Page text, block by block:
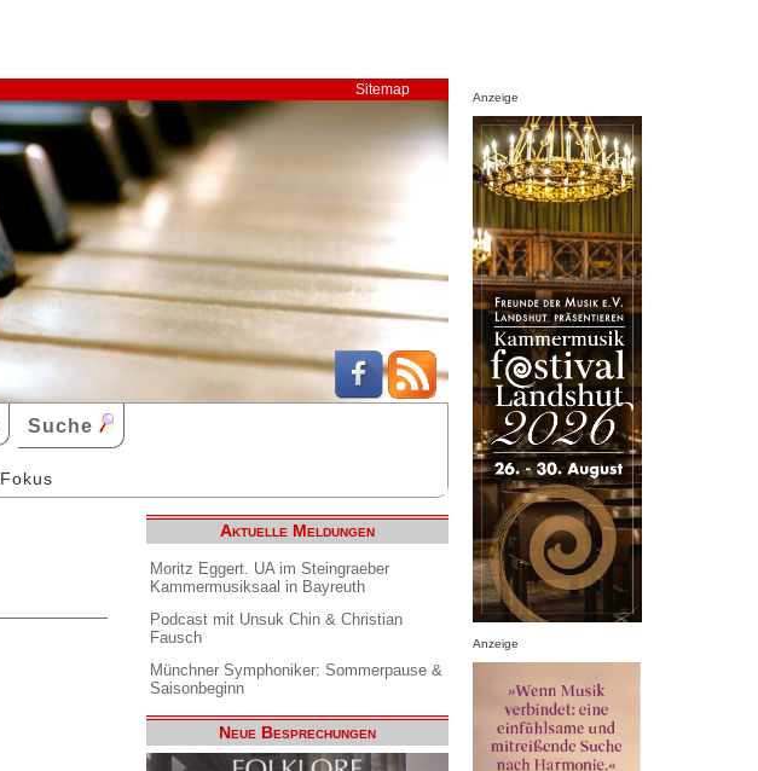
Sitemap
Suche
Aktuelle Meldungen
Moritz Eggert. UA im Steingraeber
Kammermusiksaal in Bayreuth
Podcast mit Unsuk Chin & Christian
Fausch
Münchner Symphoniker: Sommerpause &
Saisonbeginn
Neue Besprechungen
Anzeige
Anzeige